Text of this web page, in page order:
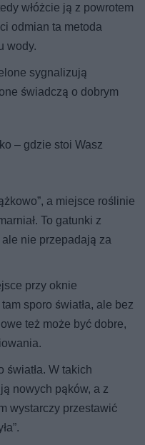
włóżcie ją z powrotem
odmian ta metoda
wody.
sygnalizują
świadczą o dobrym
– gdzie stoi Wasz
a miejsce roślinie
To gatunki z
nie przepadają za
przy oknie
sporo światła, ale bez
też może być dobre,
światła. W takich
nowych pąków, a z
wystarczy przestawić